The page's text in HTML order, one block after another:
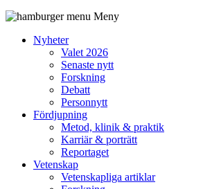
Meny
Nyheter
Valet 2026
Senaste nytt
Forskning
Debatt
Personnytt
Fördjupning
Metod, klinik & praktik
Karriär & porträtt
Reportaget
Vetenskap
Vetenskapliga artiklar